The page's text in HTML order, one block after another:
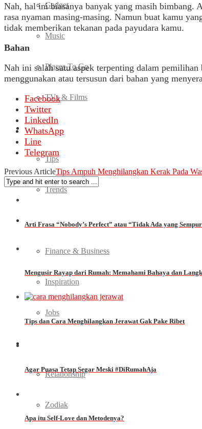
Gadget
Music
Places To Go
TVs & Films
Fashion
Tips
Trends
Ladies Career
Finance & Business
Inspiration
Jobs
Relationship
Zodiak
Nah, hal ini biasanya banyak yang masih bimbang.
rasa nyaman masing-masing. Namun buat kamu
tidak memberikan tekanan pada payudara kamu.
Bahan
Nah ini salah satu aspek terpenting dalam
menggunakan atau tersusun dari bahan yang
Facebook
Twitter
LinkedIn
WhatsApp
Line
Telegram
Previous ArticleTips Ampuh Menghilangkan Kerak Pada
Arti Frasa “Nobody’s Perfect” atau “Tidak Ada yang
Mengusir Rayap dari Rumah: Memahami Bahaya dan
Tips dan Cara Menghilangkan Jerawat Gak Pake Ribet
Agar Puasa Tetap Segar Meski #DiRumahAja
Apa itu Self-Love dan Metodenya?